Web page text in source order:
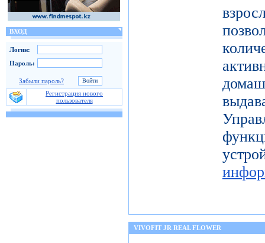
ВХОД
Логин:
Пароль:
Забыли пароль?
Регистрация нового
пользователя
VIVOFIT JR REAL FLOWER